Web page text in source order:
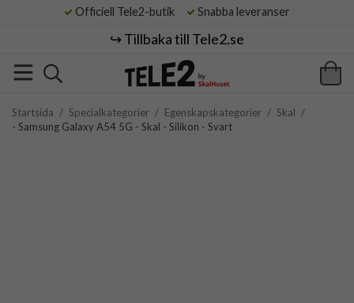
Officiell Tele2-butik Snabba leveranser
↪️ Tillbaka till Tele2.se
Startsida / Specialkategorier / Egenskapskategorier / Skal /
- Samsung Galaxy A54 5G - Skal - Silikon - Svart